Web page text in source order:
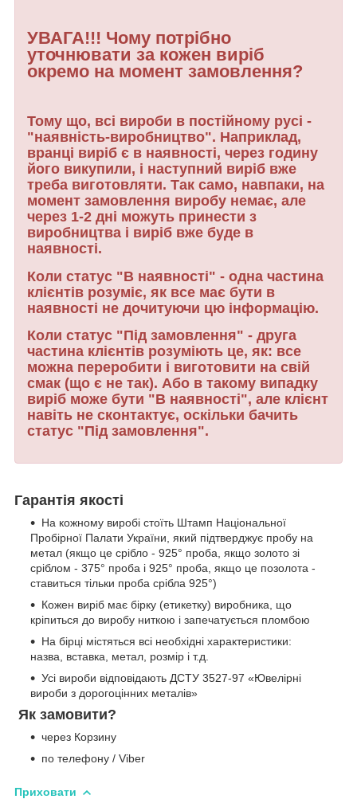
УВАГА!!! Чому потрібно
уточнювати за кожен виріб
окремо на момент замовлення?
Тому що, всі вироби в постійному русі -
"наявність-виробництво". Наприклад,
вранці виріб є в наявності, через годину
його викупили, і наступний виріб вже
треба виготовляти. Так само, навпаки, на
момент замовлення виробу немає, але
через 1-2 дні можуть принести з
виробництва і виріб вже буде в
наявності.
Коли статус "В наявності" - одна частина
клієнтів розуміє, як все має бути в
наявності не дочитуючи цю інформацію.
Коли статус "Під замовлення" - друга
частина клієнтів розуміють це, як: все
можна переробити і виготовити на свій
смак (що є не так). Або в такому випадку
виріб може бути "В наявності", але клієнт
навіть не сконтактує, оскільки бачить
статус "Під замовлення".
Гарантія якості
На кожному виробі стоїть Штамп Національної
Пробірної Палати України, який підтверджує пробу на
метал (якщо це срібло - 925° проба, якщо золото зі
сріблом - 375° проба і 925° проба, якщо це позолота -
ставиться тільки проба срібла 925°)
Кожен виріб має бірку (етикетку) виробника, що
кріпиться до виробу ниткою і запечатується пломбою
На бірці містяться всі необхідні характеристики:
назва, вставка, метал, розмір і т.д.
Усі вироби відповідають ДСТУ 3527-97 «Ювелірні
вироби з дорогоцінних металів»
Як замовити?
через Корзину
по телефону / Viber
Приховати